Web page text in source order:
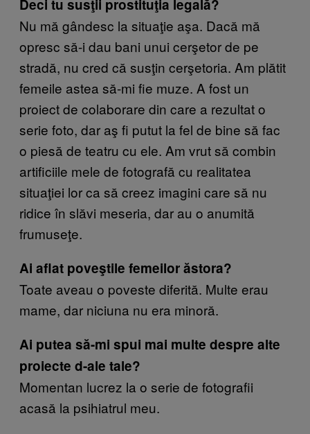
Deci tu susţii prostituţia legală?
Nu mă gândesc la situaţie aşa. Dacă mă
opresc să-i dau bani unui cerşetor de pe
stradă, nu cred că susţin cerşetoria. Am plătit
femeile astea să-mi fie muze. A fost un
proiect de colaborare din care a rezultat o
serie foto, dar aş fi putut la fel de bine să fac
o piesă de teatru cu ele. Am vrut să combin
artificiile mele de fotografă cu realitatea
situaţiei lor ca să creez imagini care să nu
ridice în slăvi meseria, dar au o anumită
frumuseţe.
Ai aflat poveştile femeilor ăstora?
Toate aveau o poveste diferită. Multe erau
mame, dar niciuna nu era minoră.
Ai putea să-mi spui mai multe despre alte
proiecte d-ale tale?
Momentan lucrez la o serie de fotografii
acasă la psihiatrul meu.